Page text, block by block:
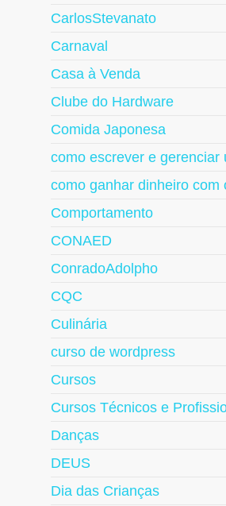
CarlosStevanato
Carnaval
Casa à Venda
Clube do Hardware
Comida Japonesa
como escrever e gerenciar
como ganhar dinheiro com
Comportamento
CONAED
ConradoAdolpho
CQC
Culinária
curso de wordpress
Cursos
Cursos Técnicos e
Danças
DEUS
Dia das Crianças